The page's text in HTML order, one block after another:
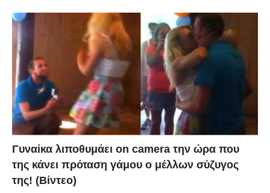
Γυναίκα λιποθυμάει on camera την ώρα που
της κάνει πρόταση γάμου ο μέλλων σύζυγος
της! (Βίντεο)